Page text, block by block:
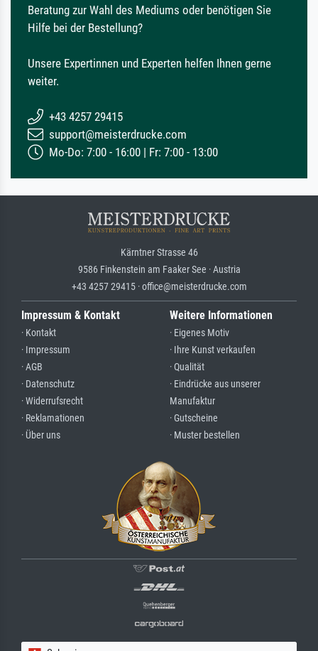
Beratung zur Wahl des Mediums oder benötigen Sie
Hilfe bei der Bestellung?
Unsere Expertinnen und Experten helfen Ihnen gerne
weiter.
+43 4257 29415
support@meisterdrucke.com
Mo-Do: 7:00 - 16:00 | Fr: 7:00 - 13:00
Kärntner Strasse 46
9586 Finkenstein am Faaker See · Austria
+43 4257 29415 · office@meisterdrucke.com
Impressum & Kontakt
· Kontakt
· Impressum
· AGB
· Datenschutz
· Widerrufsrecht
· Reklamationen
· Über uns
Weitere Informationen
· Eigenes Motiv
· Ihre Kunst verkaufen
· Qualität
· Eindrücke aus unserer
Manufaktur
· Gutscheine
· Muster bestellen